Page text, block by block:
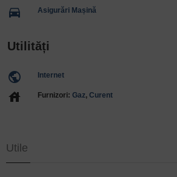
directions_car Asigurări Mașină
Utilități
public Internet
house Furnizori: Gaz, Curent
Utile